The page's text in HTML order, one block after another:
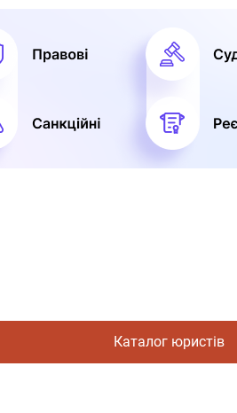
Каталог юристів